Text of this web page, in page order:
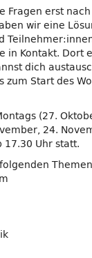
Fragen erst
wir eine
in Kontakt. Dort
dich
Start des
(27.
24.
17.30 Uhr statt.